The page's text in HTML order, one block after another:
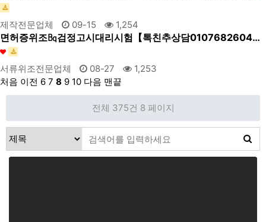
제작전문업체 09-15 1,254
면허증위조㏃검정고시대리시험【톡친추상담0107682604…
서류위조전문업체 08-27
1,253
처음 이전 6 7 8 9 10 다음 맨끝
전체 375건 8 페이지